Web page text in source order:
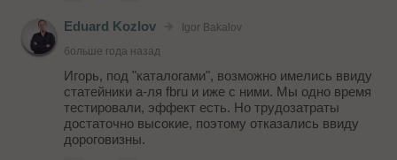
"Если добавлять страницы с ...
Eduard Kozlov
Igor Bakalov
больше года назад
Игорь, под "каталогами", возможно имелись ввиду
статейники а-ля fbru и иже с ними. Мы одно время
тестировали, эффект есть. Но трудозатраты
достаточно высокие, поэтому отказались ввиду
дороговизны.